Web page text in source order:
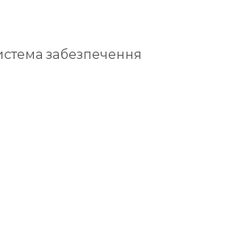
забезпечення